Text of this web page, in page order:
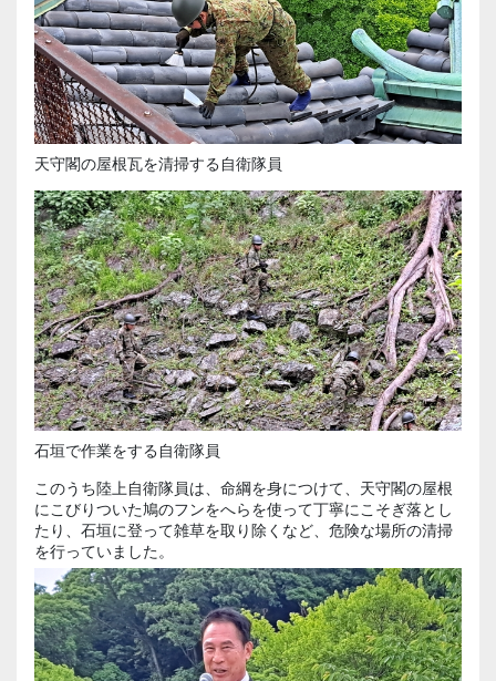
天守閣の屋根瓦を清掃する自衛隊員
石垣で作業をする自衛隊員
このうち陸上自衛隊員は、命綱を身につけて、天守閣の屋根
にこびりついた鳩のフンをへらを使って丁寧にこそぎ落とし
たり、石垣に登って雑草を取り除くなど、危険な場所の清掃
を行っていました。